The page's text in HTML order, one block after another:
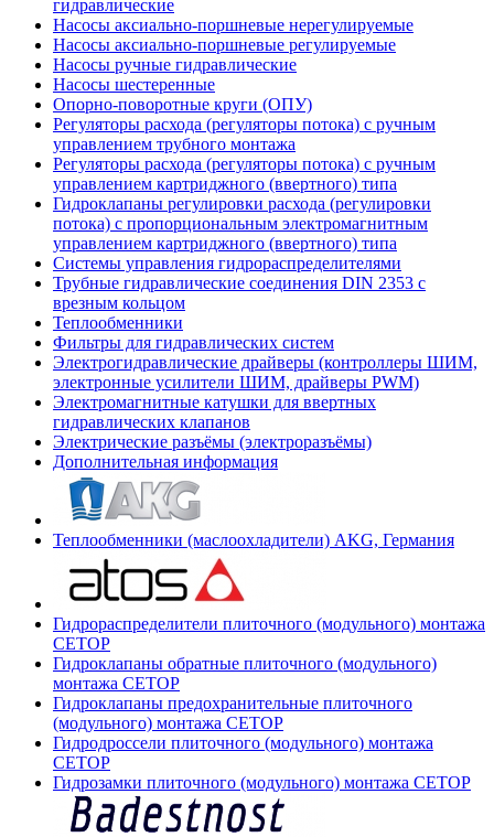
гидравлические
Насосы аксиально-поршневые нерегулируемые
Насосы аксиально-поршневые регулируемые
Насосы ручные гидравлические
Насосы шестеренные
Опорно-поворотные круги (ОПУ)
Регуляторы расхода (регуляторы потока) с ручным
управлением трубного монтажа
Регуляторы расхода (регуляторы потока) с ручным
управлением картриджного (ввертного) типа
Гидроклапаны регулировки расхода (регулировки
потока) с пропорциональным электромагнитным
управлением картриджного (ввертного) типа
Системы управления гидрораспределителями
Трубные гидравлические соединения DIN 2353 с
врезным кольцом
Теплообменники
Фильтры для гидравлических систем
Электрогидравлические драйверы (контроллеры ШИМ,
электронные усилители ШИМ, драйверы PWM)
Электромагнитные катушки для ввертных
гидравлических клапанов
Электрические разъёмы (электроразъёмы)
Дополнительная информация
Теплообменники (маслоохладители) AKG, Германия
Гидрораспределители плиточного (модульного) монтажа
СЕТОР
Гидроклапаны обратные плиточного (модульного)
монтажа CETOP
Гидроклапаны предохранительные плиточного
(модульного) монтажа CETOP
Гидродроссели плиточного (модульного) монтажа
CETOP
Гидрозамки плиточного (модульного) монтажа CETOP